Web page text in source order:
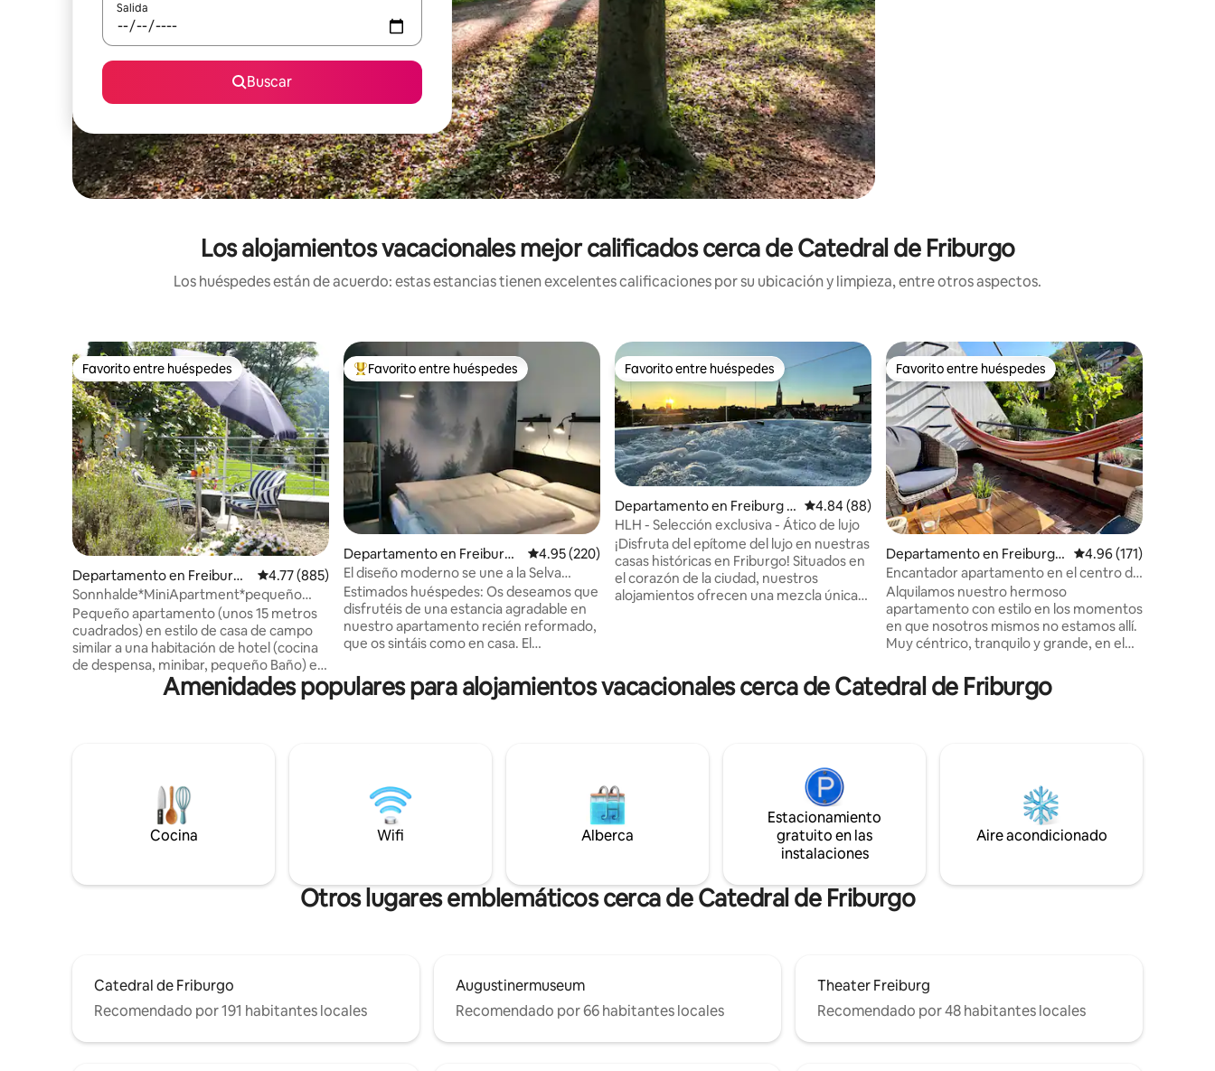
Salida
Buscar
Los alojamientos vacacionales mejor calificados cerca de Catedral de Friburgo
Los huéspedes están de acuerdo: estas estancias tienen excelentes calificaciones por su ubicación y limpieza, entre otros aspectos.
Favorito entre huéspedes
Favorito entre huéspedes
Departamento en Freiburg i
m Breisgau
Calificación promedio: 4.77 de 5; 885 evaluaciones
4.77 (885)
Sonnhalde*MiniApartment*pequeño
jardín*ubicación tranquila
Pequeño apartamento (unos 15 metros
cuadrados) en estilo de casa de campo
similar a una habitación de hotel (cocina
de despensa, minibar, pequeño Baño) en
la planta baja de una casa de 2 familias,
ciudad/naturaleza cerca de la ciudad,
Casco antiguo (1,8 km), coche: 5
minutos, bicicleta o autobús (estación a
300 m) a 5-10 minutos, a 25 minutos a pie.
Estación de tren con autobús: 25 min.
WiFi, ropa de cama, baño/toallas. A 300
De los mejores en Favorito entre huéspedes
Favorito entre huéspedes
Departamento en Freiburg i
m Breisgau
Calificación promedio: 4.95 de 5; 220 evaluaciones
4.95 (220)
El diseño moderno se une a la Selva
Negra
Estimados huéspedes: Os deseamos que
disfrutéis de una estancia agradable en
nuestro apartamento recién reformado,
que os sintáis como en casa. El
de la ciudad. La casa está a 10 minutos a
pie de la estación de tren. La siguiente
cubierta con instalaciones al aire libre y
un gran parque infantil 3 minutos. El
aparcamiento cuesta 10,00 € al día.
Favorito entre huéspedes
Favorito entre huéspedes
Departamento en Freiburg i
m Breisgau
Calificación promedio: 4.84 de 5; 88 evaluaciones
4.84 (88)
HLH - Selección exclusiva - Ático de lujo
¡Disfruta del epítome del lujo en nuestras
casas históricas en Friburgo! Situados en
el corazón de la ciudad, nuestros
alojamientos ofrecen una mezcla única
copa de champán, rodeado por la
espléndida vista de la ciudad y la Selva
estar de lujo. Reserva tu estancia hoy
mismo y crea recuerdos que durarán
toda la vida.
Favorito entre huéspedes
Favorito entre huéspedes
Departamento en Freiburg i
m Breisgau
Calificación promedio:
4.96 (171)
Encantador apartamento en el centro de
la ciudad vieja
Alquilamos nuestro hermoso
apartamento con estilo en los momentos
en que nosotros mismos no estamos allí.
Muy céntrico, tranquilo y grande, en el
niveles con tres balcones, en la
Konviktstraße, una de las calles más
tranvía 1 min - Aparcamiento, por
ejemplo, en el garaje Schlossberg por
Amenidades populares para alojamientos vacacionales cerca de Catedral de Friburgo
Cocina Wifi Alberca
Estacionamiento
gratuito en las
instalaciones
Aire acondicionado
Otros lugares emblemáticos cerca de Catedral de Friburgo
Catedral de Friburgo
Recomendado por 191 habitantes locales
Augustinermuseum
Recomendado por 66 habitantes locales
Theater Freiburg
Recomendado por 48 habitantes locales